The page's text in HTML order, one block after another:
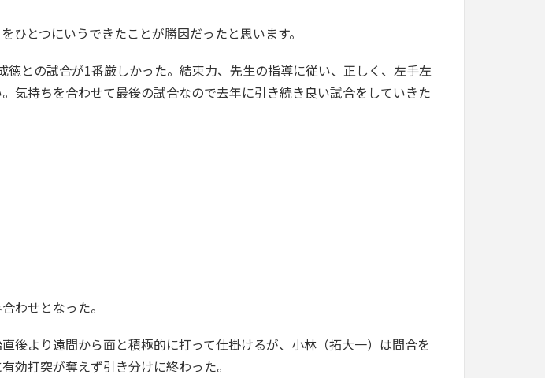
とつにいうできたことが勝因だったと思います。
との試合が1番厳しかった。結束力、先生の指導に従い、正しく、左手左
気持ちを合わせて最後の試合なので去年に引き続き良い試合をしていきた
わせとなった。
後より遠間から面と積極的に打って仕掛けるが、小林（拓大一）は間合を
効打突が奪えず引き分けに終わった。